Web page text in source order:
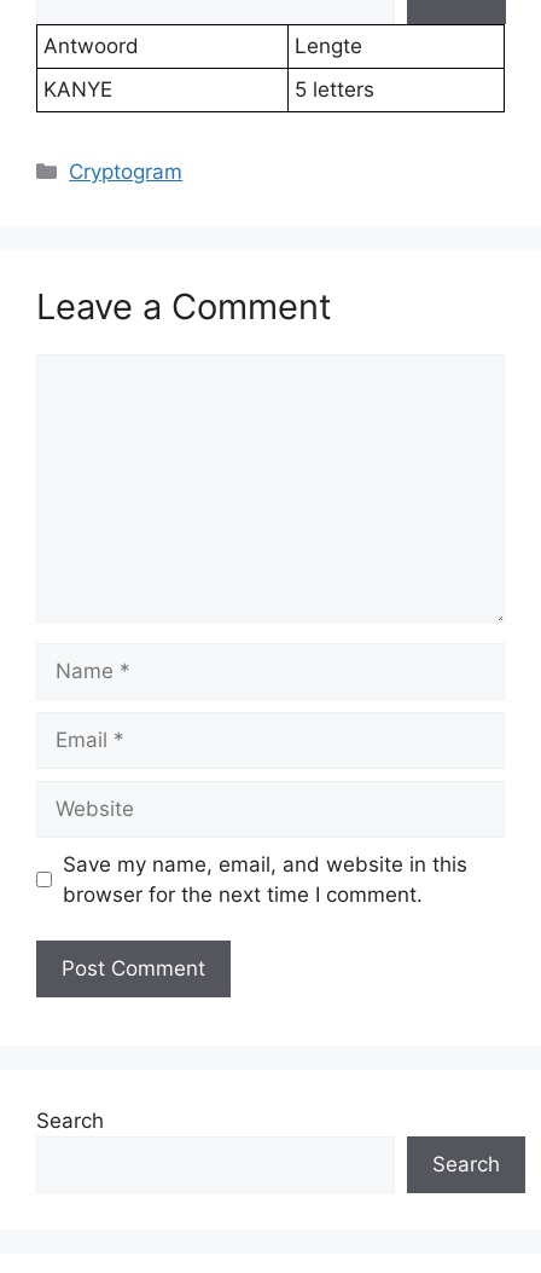
Antwoord
Lengte
KANYE
5 letters
Categories
Cryptogram
Leave a Comment
Save my name, email, and website in this
browser for the next time I comment.
Search
Search